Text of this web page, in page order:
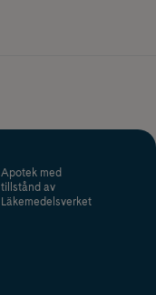
Apotek med
tillstånd av
Läkemedelsverket